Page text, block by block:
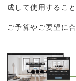
成して使用するこ
ご予算やご要望に